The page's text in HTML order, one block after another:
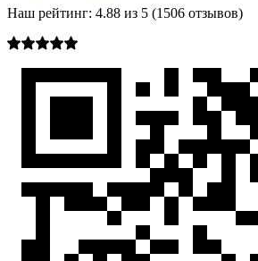
Наш рейтинг: 4.88 из 5 (1506 отзывов)